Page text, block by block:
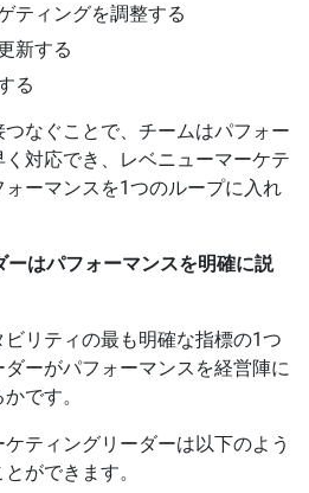
ティングを調整する
新する
る
なぐことで、チームはパフォー
対応でき、レベニューマーケテ
ーマンスを1つのループに入れ
ーはパフォーマンスを明確に説
リティの最も明確な指標の1つ
ーがパフォーマンスを経営陣に
です。
ティングリーダーは以下のよう
ができます。